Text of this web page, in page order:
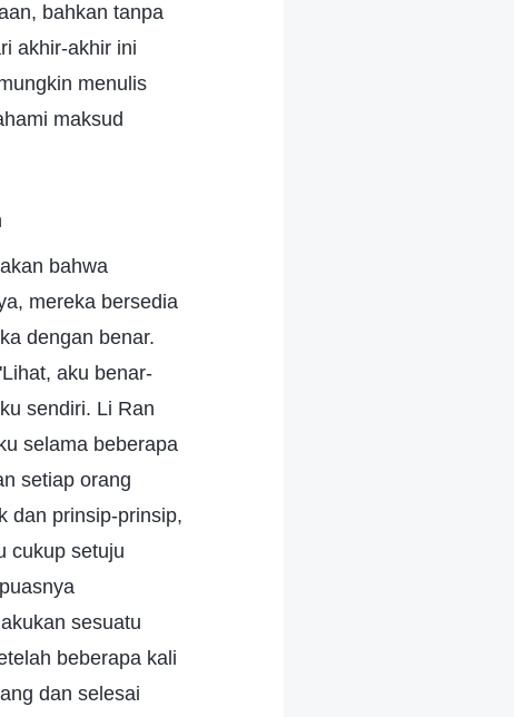
bahkan tanpa
akhir-akhir ini
menulis
maksud
bahwa
mereka bersedia
dengan benar.
aku benar-
sendiri. Li Ran
selama beberapa
setiap orang
dan prinsip-prinsip,
cukup setuju
sesuatu
beberapa kali
dan selesai